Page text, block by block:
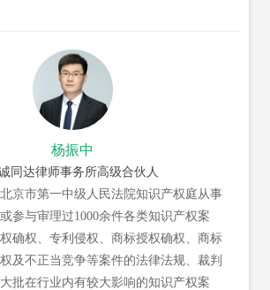
杨振中
同达律师事务所高级合伙人
京市第一中级人民法院知识产权庭从事
参与审理过1000余件各类知识产权案
确权、专利侵权、商标授权确权、商标
及不正当竞争等案件的法律法规、裁判
批在行业内有较大影响的知识产权案